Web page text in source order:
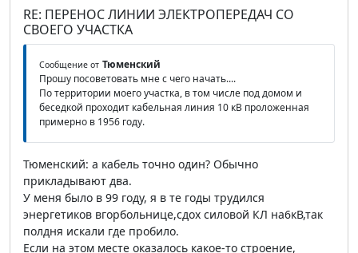
RE: ПЕРЕНОС ЛИНИИ ЭЛЕКТРОПЕРЕДАЧ СО
СВОЕГО УЧАСТКА
Сообщение от Тюменский
Прошу посоветовать мне с чего начать....
По территории моего участка, в том числе под домом и
беседкой проходит кабельная линия 10 кВ проложенная
примерно в 1956 году.
Тюменский: а кабель точно один? Обычно
прикладывают два.
У меня было в 99 году, я в те годы трудился
энергетиков вгорбольнице,сдох силовой КЛ на6кВ,так
полдня искали где пробило.
Если на этом месте оказалось какое-то строение,